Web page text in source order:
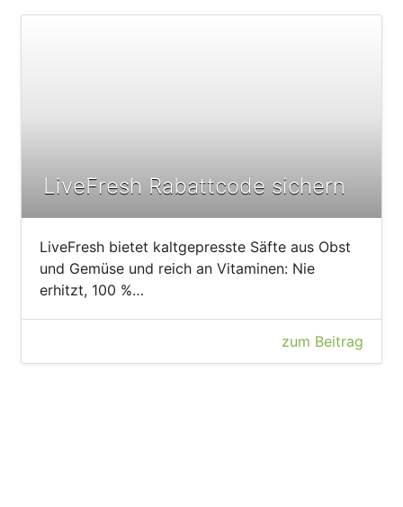
LiveFresh Rabattcode sichern
LiveFresh bietet kaltgepresste Säfte aus Obst
und Gemüse und reich an Vitaminen: Nie
erhitzt, 100 %…
zum Beitrag